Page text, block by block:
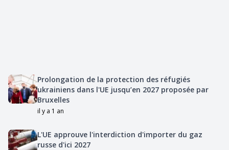
Prolongation de la protection des réfugiés
ukrainiens dans l'UE jusqu’en 2027 proposée par
Bruxelles
il y a 1 an
L'UE approuve l'interdiction d'importer du gaz
russe d'ici 2027